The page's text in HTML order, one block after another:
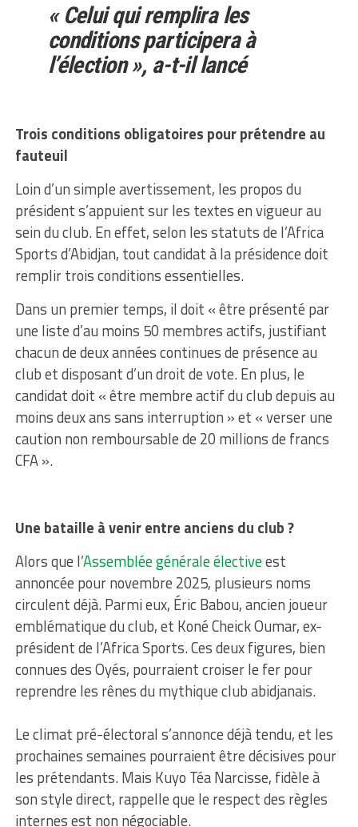
« Celui qui remplira les
conditions participera à
l’élection », a-t-il lancé
Trois conditions obligatoires pour prétendre au
fauteuil
Loin d’un simple avertissement, les propos du
président s’appuient sur les textes en vigueur au
sein du club. En effet, selon les statuts de l’Africa
Sports d’Abidjan, tout candidat à la présidence doit
remplir trois conditions essentielles.
Dans un premier temps, il doit « être présenté par
une liste d’au moins 50 membres actifs, justifiant
chacun de deux années continues de présence au
club et disposant d’un droit de vote. En plus, le
candidat doit « être membre actif du club depuis au
moins deux ans sans interruption » et « verser une
caution non remboursable de 20 millions de francs
CFA ».
Une bataille à venir entre anciens du club ?
Alors que l’Assemblée générale électiveest
annoncée pour novembre 2025, plusieurs noms
circulent déjà. Parmi eux, Éric Babou, ancien joueur
emblématique du club, et Koné Cheick Oumar, ex-
président de l’Africa Sports. Ces deux figures, bien
connues des Oyés, pourraient croiser le fer pour
reprendre les rênes du mythique club abidjanais.
Le climat pré-électoral s’annonce déjà tendu, et les
prochaines semaines pourraient être décisives pour
les prétendants. Mais Kuyo Téa Narcisse, fidèle à
son style direct, rappelle que le respect des règles
internes est non négociable.